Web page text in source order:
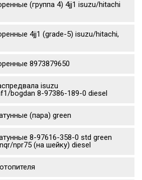
(группа 4) 4jj1 isuzu/hitachi
4jj1 (grade-5) isuzu/hitachi,
8973879650
isuzu
bogdan 8-97386-189-0 diesel
(пара) green
8-97616-358-0 std green
npr75 (на шейку) diesel